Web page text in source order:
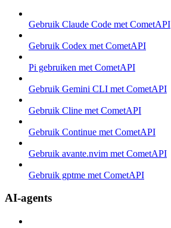
Gebruik Claude Code met CometAPI
Gebruik Codex met CometAPI
Pi gebruiken met CometAPI
Gebruik Gemini CLI met CometAPI
Gebruik Cline met CometAPI
Gebruik Continue met CometAPI
Gebruik avante.nvim met CometAPI
Gebruik gptme met CometAPI
AI-agents